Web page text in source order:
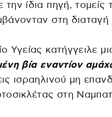
ίδια πηγή, τομείς
στη
Υγείας κατήγγειλε
βία εναντίον
ισραηλινού μη
στη